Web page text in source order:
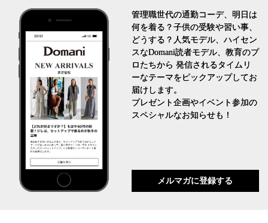
管理職世代の通勤コーデ、明日は
何を着る？子供の受験や習い事、
どうする？人気モデル、ハイセン
スなDomani読者モデル、教育のプ
ロたちから 発信されるタイムリ
ーなテーマをピックアップしてお
届けします。
プレゼント企画やイベント参加の
スペシャルなお知らせも！
メルマガに登録する